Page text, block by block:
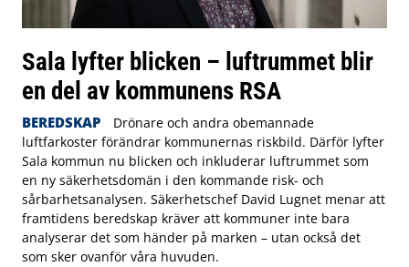
Sala lyfter blicken – luftrummet blir
en del av kommunens RSA
BEREDSKAP
Drönare och andra obemannade
luftfarkoster förändrar kommunernas riskbild. Därför lyfter
Sala kommun nu blicken och inkluderar luftrummet som
en ny säkerhetsdomän i den kommande risk- och
sårbarhetsanalysen. Säkerhetschef David Lugnet menar att
framtidens beredskap kräver att kommuner inte bara
analyserar det som händer på marken – utan också det
som sker ovanför våra huvuden.